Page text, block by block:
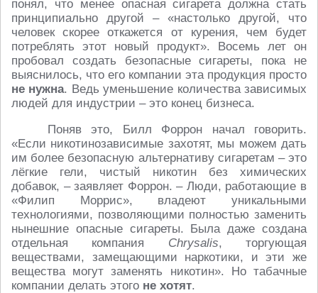
понял, что менее опасная сигарета должна стать
принципиально другой – «настолько другой, что
человек скорее откажется от курения, чем будет
потреблять этот новый продукт». Восемь лет он
пробовал создать безопасные сигареты, пока не
выяснилось, что его компании эта продукция просто
не нужна. Ведь уменьшение количества зависимых
людей для индустрии – это конец бизнеса.
Поняв это, Билл Форрон начал говорить.
«Если никотинозависимые захотят, мы можем дать
им более безопасную альтернативу сигаретам – это
лёгкие гели, чистый никотин без химических
добавок, – заявляет Форрон. – Люди, работающие в
«Филип Моррис», владеют уникальными
технологиями, позволяющими полностью заменить
нынешние опасные сигареты. Была даже создана
отдельная компания Chrysalis, торгующая
веществами, замещающими наркотики, и эти же
вещества могут заменять никотин». Но табачные
компании делать этого не хотят.